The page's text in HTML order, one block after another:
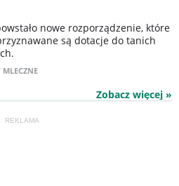
nowe rozporządzenie, które
są dotacje do tanich
MLECZNE
Zobacz więcej »
REKLAMA